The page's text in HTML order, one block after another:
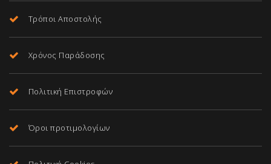
Τρόποι Αποστολής
Χρόνος Παράδοσης
Πολιτική Επιστροφών
Όροι προτιμολογίων